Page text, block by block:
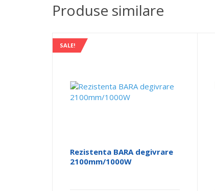
Produse similare
SALE!
Rezistenta BARA degivrare
2100mm/1000W